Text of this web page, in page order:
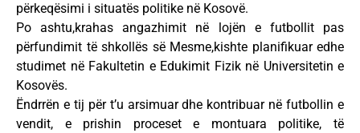
përkeqësimi i situatës politike në Kosovë.
Po ashtu,krahas angazhimit në lojën e futbollit pas
përfundimit të shkollës së Mesme,kishte planifikuar edhe
studimet në Fakultetin e Edukimit Fizik në Universitetin e
Kosovës.
Ëndrrën e tij për t’u arsimuar dhe kontribuar në futbollin e
vendit, e prishin proceset e montuara politike, të